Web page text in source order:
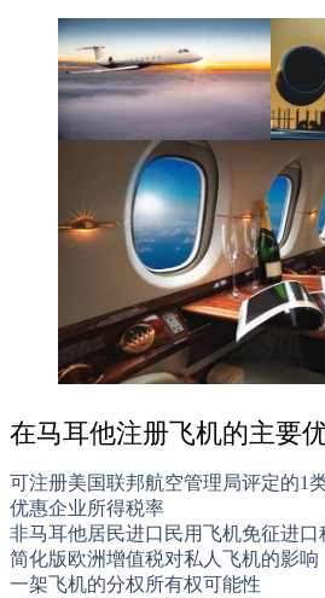
在马耳他注册飞机的主要
可注册美国联邦航空管理局评定的1
优惠企业所得税率
非马耳他居民进口民用飞机免征进口
简化版欧洲增值税对私人飞机的影响
一架飞机的分权所有权可能性